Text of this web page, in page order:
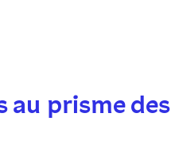
prisme des